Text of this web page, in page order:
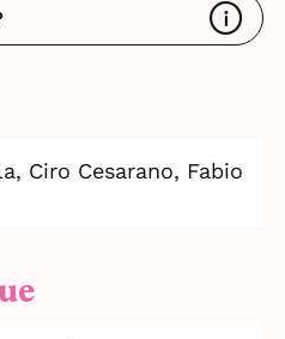
spectacle qui a
cœur du club de la
que méritée.”
Ciro Cesarano, Fabio